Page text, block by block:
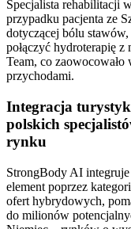
Specjalista rehabilitacji
przypadku pacjenta ze
dotyczącej bólu
połączyć hydroterapię
Team, co
przychodami.
Integracja
polskich
rynku
StrongBody AI
element poprzez
ofert hybrydowych,
do milionów